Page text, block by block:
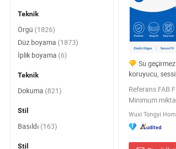
Su
koruyucu,
uyum, kraliçe
Referans FAB
Minimum
Wuxi Tongyi
Teknik
Örgü (1826)
Düz boyama (1873)
İplik boyama (6)
Teknik
Dokuma (821)
Stil
Basıldı (163)
Stil